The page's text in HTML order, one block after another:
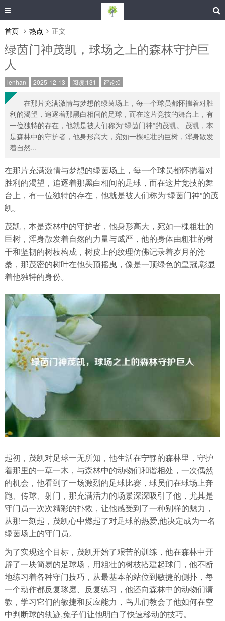
首页 热点 正文
绿茵门神茂凯，球场之上的森林守护巨
人
lenhan 2025-12-13 阅读:131 评论:0
在那片充满激情与梦想的绿茵场上，每一个球员都怀揣着对胜
利的渴望，追逐着那黑白相间的足球，而在这片竞技的舞台上，有
一位独特的存在，他就是被人们称为“绿茵门神”的茂凯。 茂凯，本
是森林中的守护者，他身形高大，宛如一棵粗壮的巨树，浑身散发
着自然...
在那片充满激情与梦想的绿茵场上，每一个球员都怀揣着对
胜利的渴望，追逐着那黑白相间的足球，而在这片竞技的舞
台上，有一位独特的存在，他就是被人们称为“绿茵门神”的茂
凯。
茂凯，本是森林中的守护者，他身形高大，宛如一棵粗壮的
巨树，浑身散发着自然的力量与威严，他的身体由粗壮的树
干和坚韧的树枝构成，树皮上的纹理仿佛记录着岁月的沧
桑，那茂密的树叶在他头顶摇曳，像是一顶绿色的皇冠,彰显
着他独特的身份。
起初，茂凯对足球一无所知，他生活在宁静的森林里，守护
着那里的一草一木，与森林中的动物们和谐相处，一次偶然
的机会，他看到了一场激烈的足球比赛，球员们在球场上奔
跑、传球、射门，那充满活力的场景深深吸引了他，尤其是
守门员一次次精彩的扑救，让他感受到了一种别样的魅力，
从那一刻起，茂凯心中燃起了对足球的热爱,他决定成为一名
绿茵场上的守门员。
为了实现这个目标，茂凯开始了艰苦的训练，他在森林中开
辟了一块简易的足球场，用粗壮的树枝搭建起球门，他不断
地练习着各种守门技巧，从最基本的站位到敏捷的侧扑，每
一个动作都反复琢磨、反复练习，他还向森林中的动物们请
教，学习它们的敏捷和反应能力，鸟儿们教会了他如何在空
中判断球的轨迹,兔子们让他明白了快速移动的技巧。